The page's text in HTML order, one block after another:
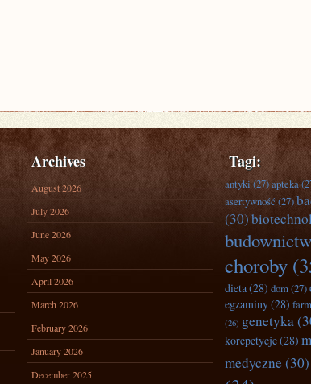
Archives
August 2026
July 2026
June 2026
May 2026
April 2026
March 2026
February 2026
January 2026
December 2025
Tagi:
antyki(27)apteka
asertywność (27)
(30)
choroby
dieta(28) dom(27)
egzaminy(28)
(26) genetyka
korepetycje(28)
medyczne (30)